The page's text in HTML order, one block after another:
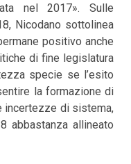
nel 2017». Sulle
Nicodano sottolinea
positivo anche
di fine legislatura
specie se l’esito
la formazione di
incertezze di sistema,
abbastanza allineato